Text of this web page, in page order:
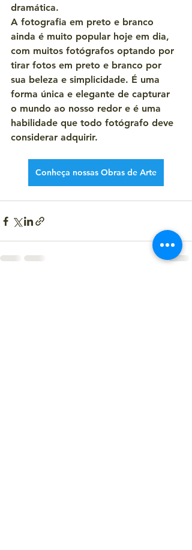
dramática.
A fotografia em preto e branco
ainda é muito popular hoje em dia,
com muitos fotógrafos optando por
tirar fotos em preto e branco por
sua beleza e simplicidade. É uma
forma única e elegante de capturar
o mundo ao nosso redor e é uma
habilidade que todo fotógrafo deve
considerar adquirir.
Conheça nossas Obras de Arte